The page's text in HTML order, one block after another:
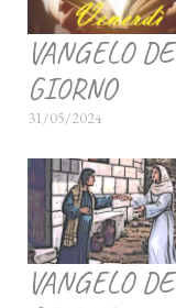
VANGELO
GIORNO
31/05/2024
VANGELO